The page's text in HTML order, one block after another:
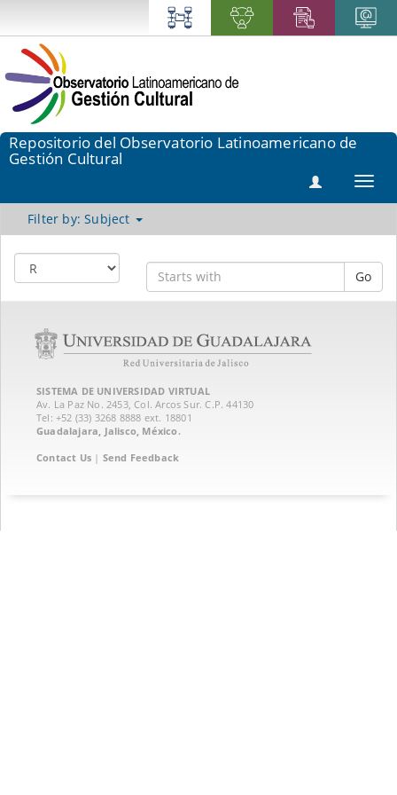
Repositorio del Observatorio Latinoamericano de
Gestión Cultural
Filter by: Subject
Go
SISTEMA DE UNIVERSIDAD VIRTUAL
Av. La Paz No. 2453, Col. Arcos Sur. C.P. 44130
Tel: +52 (33) 3268 8888‏ ext. 18801
Guadalajara, Jalisco, México.
Contact Us | Send Feedback